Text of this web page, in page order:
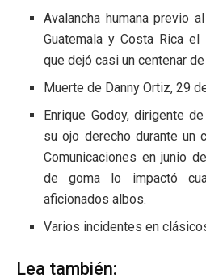
Avalancha humana previo
Guatemala y Costa Rica
que dejó casi un centenar
Muerte de Danny Ortiz, 29
Enrique Godoy, dirigente
su ojo derecho durante un
Comunicaciones en junio
de goma lo impactó
aficionados albos.
Varios incidentes en
Lea también: